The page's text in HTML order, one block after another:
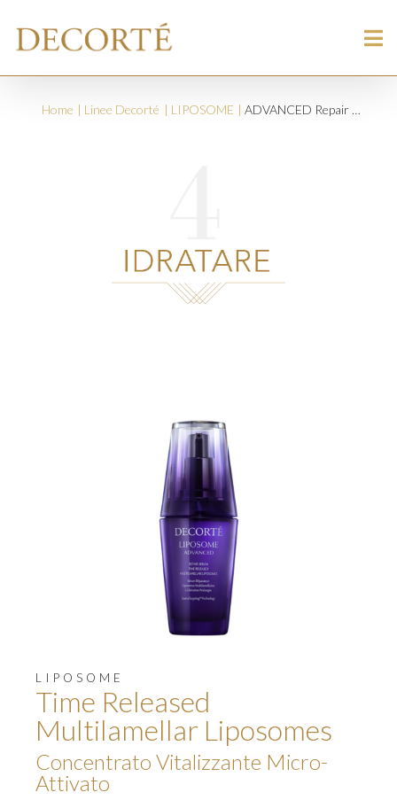
Home Linee Decorté LIPOSOME ADVANCED Repair Serum
LIPOSOME
Time Released
Multilamellar Liposomes
Concentrato Vitalizzante Micro-
Attivato